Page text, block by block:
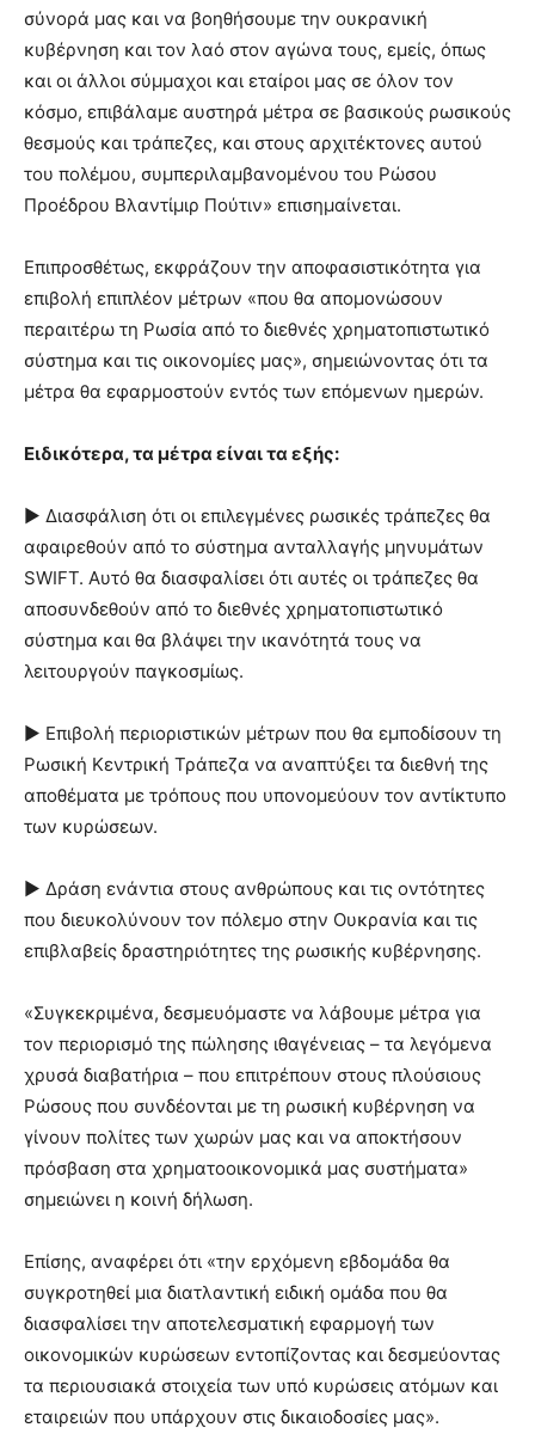
σύνορά μας και να βοηθήσουμε την ουκρανική
κυβέρνηση και τον λαό στον αγώνα τους, εμείς, όπως
και οι άλλοι σύμμαχοι και εταίροι μας σε όλον τον
κόσμο, επιβάλαμε αυστηρά μέτρα σε βασικούς ρωσικούς
θεσμούς και τράπεζες, και στους αρχιτέκτονες αυτού
του πολέμου, συμπεριλαμβανομένου του Ρώσου
Προέδρου Βλαντίμιρ Πούτιν» επισημαίνεται.
Επιπροσθέτως, εκφράζουν την αποφασιστικότητα για
επιβολή επιπλέον μέτρων «που θα απομονώσουν
περαιτέρω τη Ρωσία από το διεθνές χρηματοπιστωτικό
σύστημα και τις οικονομίες μας», σημειώνοντας ότι τα
μέτρα θα εφαρμοστούν εντός των επόμενων ημερών.
Ειδικότερα, τα μέτρα είναι τα εξής:
► Διασφάλιση ότι οι επιλεγμένες ρωσικές τράπεζες θα
αφαιρεθούν από το σύστημα ανταλλαγής μηνυμάτων
SWIFT. Αυτό θα διασφαλίσει ότι αυτές οι τράπεζες θα
αποσυνδεθούν από το διεθνές χρηματοπιστωτικό
σύστημα και θα βλάψει την ικανότητά τους να
λειτουργούν παγκοσμίως.
► Επιβολή περιοριστικών μέτρων που θα εμποδίσουν τη
Ρωσική Κεντρική Τράπεζα να αναπτύξει τα διεθνή της
αποθέματα με τρόπους που υπονομεύουν τον αντίκτυπο
των κυρώσεων.
► Δράση ενάντια στους ανθρώπους και τις οντότητες
που διευκολύνουν τον πόλεμο στην Ουκρανία και τις
επιβλαβείς δραστηριότητες της ρωσικής κυβέρνησης.
«Συγκεκριμένα, δεσμευόμαστε να λάβουμε μέτρα για
τον περιορισμό της πώλησης ιθαγένειας – τα λεγόμενα
χρυσά διαβατήρια – που επιτρέπουν στους πλούσιους
Ρώσους που συνδέονται με τη ρωσική κυβέρνηση να
γίνουν πολίτες των χωρών μας και να αποκτήσουν
πρόσβαση στα χρηματοοικονομικά μας συστήματα»
σημειώνει η κοινή δήλωση.
Επίσης, αναφέρει ότι «την ερχόμενη εβδομάδα θα
συγκροτηθεί μια διατλαντική ειδική ομάδα που θα
διασφαλίσει την αποτελεσματική εφαρμογή των
οικονομικών κυρώσεων εντοπίζοντας και δεσμεύοντας
τα περιουσιακά στοιχεία των υπό κυρώσεις ατόμων και
εταιρειών που υπάρχουν στις δικαιοδοσίες μας».